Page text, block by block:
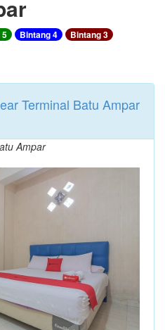
5 Bintang 4
Bintang 3
Terminal Batu Ampar
Ampar